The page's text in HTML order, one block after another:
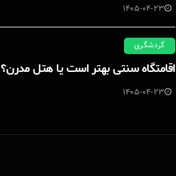
1405-04-23
گردشگری
اقامتگاه سنتی بهتر است یا هتل مدرن؟
1405-04-23